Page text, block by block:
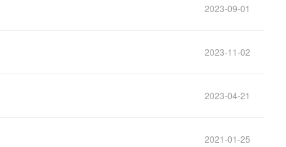
2023-09-01
2023-11-02
2023-04-21
2021-01-25